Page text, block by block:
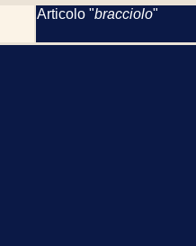
Articolo "bracciolo"